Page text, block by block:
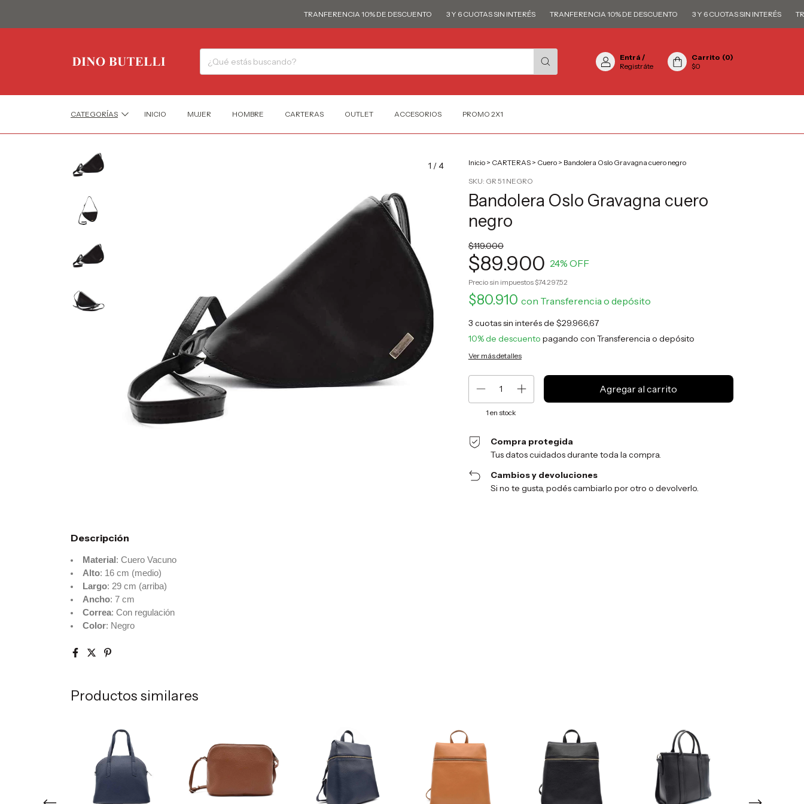
TRANFERENCIA 10% DE DESCUENTO 3 Y 6 CUOTAS SIN INTERÉS TRANFERENCIA 10% DE DESCUENTO 3 Y 6 CUOTAS SIN INTERÉS
Entrá /
Registráte
Carrito (0)
$0
CATEGORÍAS INICIO MUJER HOMBRE CARTERAS OUTLET ACCESORIOS PROMO 2X1
1 /4 Inicio > CARTERAS > Cuero > Bandolera Oslo Gravagna cuero negro
SKU: GR 51 NEGRO
Bandolera Oslo Gravagna cuero
negro
$119.000
$89.900 24% OFF
Precio sin impuestos$74.297,52
$80.910 con Transferencia o depósito
3 cuotas sin interés de $29.966,67
10% de descuento pagando con Transferencia o depósito
Ver más detalles
1 en stock
Compra protegida
Tus datos cuidados durante toda la compra.
Cambios y devoluciones
Si no te gusta, podés cambiarlo por otro o devolverlo.
Descripción
Material : Cuero Vacuno
Alto: 16 cm (medio)
Largo: 29 cm (arriba)
Ancho: 7 cm
Correa: Con regulación
Color: Negro
Productos similares